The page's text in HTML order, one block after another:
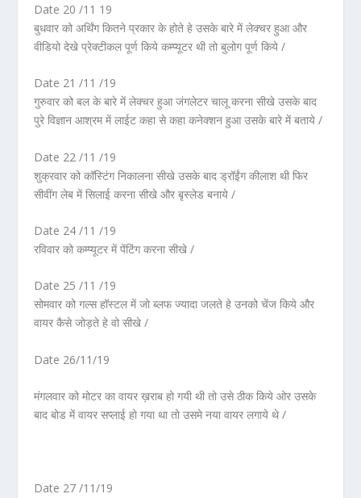
Date 20 /11 19
बुधवार को अर्थिंग कितने प्रकार के होते हे उसके बारे में लेक्चर हुआ और
वीडियो देखे प्रेक्टीकल पूर्ण किये कम्प्यूटर थी तो बुलोग पूर्ण किये /
Date 21 /11 /19
गुरुवार को बल के बारे में लेक्चर हुआ जंगलेटर चालू करना सीखे उसके बाद
पुरे विज्ञान आश्रम में लाईट कहा से कहा कनेक्शन हुआ उसके बारे में बताये /
Date 22 /11 /19
शुक्रवार को कॉस्टिंग निकालना सीखे उसके बाद ड्रॉईंग कीलाश थी फिर
सीवींग लेब में सिलाई करना सीखे और बृस्लेड बनाये /
Date 24 /11 /19
रविवार को कम्प्यूटर में पेंटिंग करना सीखे /
Date 25 /11 /19
सोमवार को गल्स हॉस्टल में जो ब्लफ ज्यादा जलते हे उनको चेंज किये और
वायर कैसे जोड़ते हे वो सीखे /
Date 26/11/19
मंगलवार को मोटर का वायर ख़राब हो गयी थी तो उसे ठीक किये ओर उसके
बाद बोड में वायर सप्लाई हो गया था तो उसमे नया वायर लगाये थे /
Date 27 /11/19